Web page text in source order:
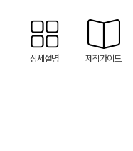
상세설명 제작가이드